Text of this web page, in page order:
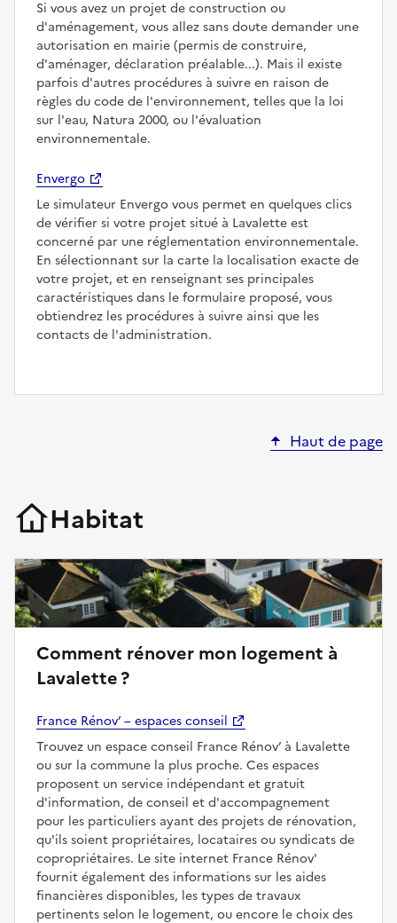
Si vous avez un projet de construction ou
d'aménagement, vous allez sans doute demander une
autorisation en mairie (permis de construire,
d'aménager, déclaration préalable...). Mais il existe
parfois d'autres procédures à suivre en raison de
règles du code de l'environnement, telles que la loi
sur l'eau, Natura 2000, ou l'évaluation
environnementale.
Envergo
Le simulateur Envergo vous permet en quelques clics
de vérifier si votre projet situé à Lavalette est
concerné par une réglementation environnementale.
En sélectionnant sur la carte la localisation exacte de
votre projet, et en renseignant ses principales
caractéristiques dans le formulaire proposé, vous
obtiendrez les procédures à suivre ainsi que les
contacts de l'administration.
Haut de page
Habitat
Comment rénover mon logement à
Lavalette ?
France Rénov’ – espaces conseil
Trouvez un espace conseil France Rénov’ à Lavalette
ou sur la commune la plus proche. Ces espaces
proposent un service indépendant et gratuit
d'information, de conseil et d'accompagnement
pour les particuliers ayant des projets de rénovation,
qu'ils soient propriétaires, locataires ou syndicats de
copropriétaires. Le site internet France Rénov'
fournit également des informations sur les aides
financières disponibles, les types de travaux
pertinents selon le logement, ou encore le choix des